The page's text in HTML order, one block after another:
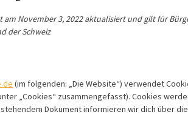
am November 3, 2022 aktualisiert und gilt für
der Schweiz
(im folgenden: „Die Website“) verwendet
„Cookies“ zusammengefasst). Cookies
Dokument informieren wir dich über